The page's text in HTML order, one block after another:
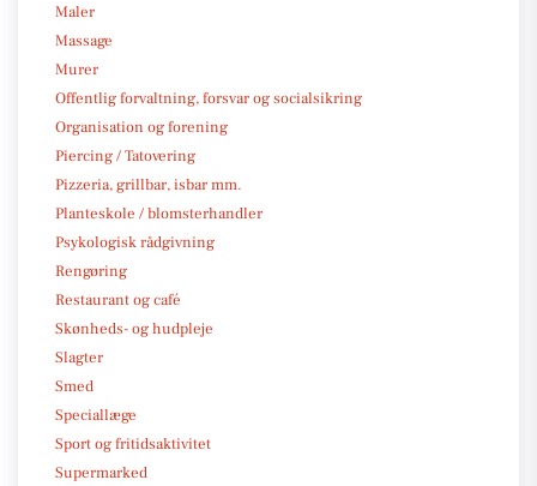
Maler
Massage
Murer
Offentlig forvaltning, forsvar og socialsikring
Organisation og forening
Piercing / Tatovering
Pizzeria, grillbar, isbar mm.
Planteskole / blomsterhandler
Psykologisk rådgivning
Rengøring
Restaurant og café
Skønheds- og hudpleje
Slagter
Smed
Speciallæge
Sport og fritidsaktivitet
Supermarked